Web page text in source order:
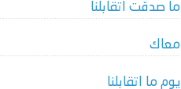
ما صدقت اتقابلنا
معاك
يوم ما اتقابلنا